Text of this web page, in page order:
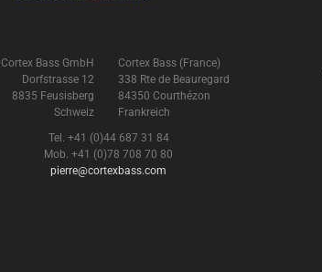
Cortex Bass GmbH
Dorfstrasse 12
8835 Feusisberg
Schweiz
Cortex Bass (France)
338 Rte de Beauregard
84350 Courthézon
Frankreich
Tel. +41 (0)44 687 31 84
Mob. +41 (0)78 708 70 80
pierre@cortexbass.com